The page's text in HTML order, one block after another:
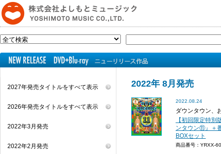
2027年発売タイトルをすべて表示
2026年発売タイトルをすべて表示
2022年3月発売
2022年2月発売
2022年 8月発売
2022.08.24
ダウンタウン、
【初回限定特
ンタウン⑪』＋
BOXセット
商品番号：YRXX-